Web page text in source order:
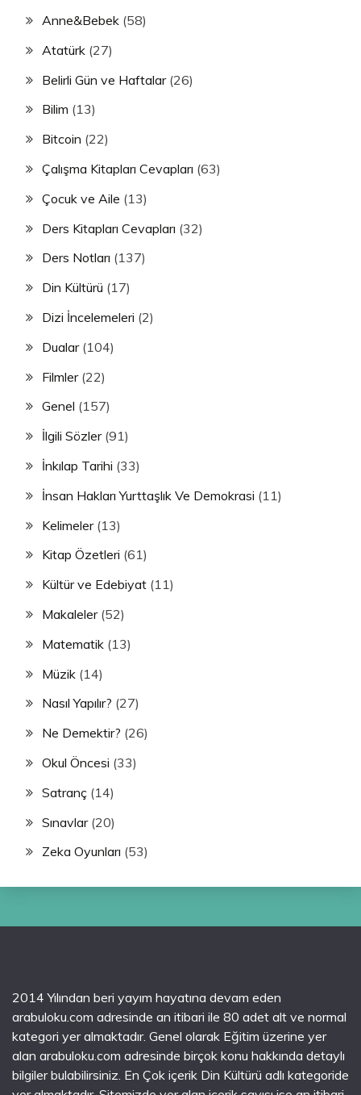
Anne&Bebek (58)
Atatürk (27)
Belirli Gün ve Haftalar(26)
Bilim (13)
Bitcoin (22)
Çalışma Kitapları Cevapları (63)
Çocuk ve Aile (13)
Ders Kitapları Cevapları (32)
Ders Notları (137)
Din Kültürü (17)
Dizi İncelemeleri (2)
Dualar(104)
Filmler(22)
Genel (157)
İlgili Sözler(91)
İnkılap Tarihi (33)
İnsan Hakları Yurttaşlık Ve Demokrasi (11)
Kelimeler(13)
Kitap Özetleri (61)
Kültür ve Edebiyat (11)
Makaleler(52)
Matematik (13)
Müzik (14)
Nasıl Yapılır? (27)
Ne Demektir? (26)
Okul Öncesi (33)
Satranç (14)
Sınavlar(20)
Zeka Oyunları (53)
2014 Yılından beri yayım hayatına devam eden
arabuloku.com adresinde an itibari ile 80 adet alt ve normal
kategori yer almaktadır. Genel olarak Eğitim üzerine yer
alan arabuloku.com adresinde birçok konu hakkında detaylı
bilgiler bulabilirsiniz. En Çok içerik Din Kültürü adlı kategoride